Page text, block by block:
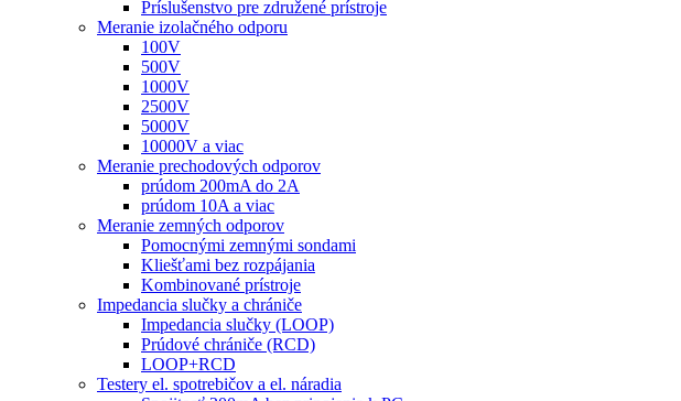
Príslušenstvo pre združené prístroje
Meranie izolačného odporu
100V
500V
1000V
2500V
5000V
10000V a viac
Meranie prechodových odporov
prúdom 200mA do 2A
prúdom 10A a viac
Meranie zemných odporov
Pomocnými zemnými sondami
Kliešťami bez rozpájania
Kombinované prístroje
Impedancia slučky a chrániče
Impedancia slučky (LOOP)
Prúdové chrániče (RCD)
LOOP+RCD
Testery el. spotrebičov a el. náradia